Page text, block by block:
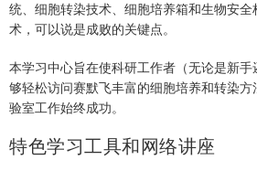
统、细胞转染技术、细胞培养箱和生物安
术，可以说是成败的关键点。
本学习中心旨在使科研工作者（无论是新
够轻松访问赛默飞丰富的细胞培养和转染
验室工作始终成功。
特色学习工具和网络讲座